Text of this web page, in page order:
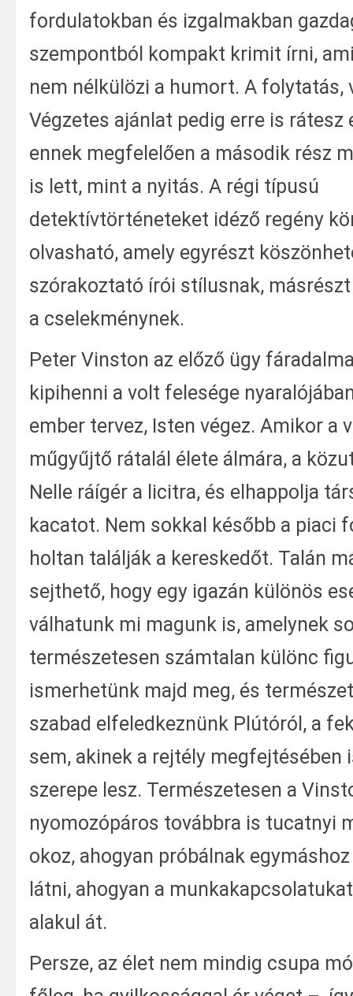
fordulatokban és izgalmakban
szempontból kompakt krimit írni,
nem nélkülözi a humort. A folytatás,
Végzetes ajánlat pedig erre is rátesz
ennek megfelelően a második rész
is lett, mint a nyitás. A régi típusú
detektívtörténeteket idéző regény
olvasható, amely egyrészt
szórakoztató írói stílusnak,
a cselekménynek.
Peter Vinston az előző ügy
kipihenni a volt felesége
ember tervez, Isten végez. Amikor a
műgyűjtő rátalál élete álmára, a
Nelle ráígér a licitra, és elhappolja
kacatot. Nem sokkal később a piaci
holtan találják a kereskedőt. Talán
sejthető, hogy egy igazán különös
válhatunk mi magunk is, amelynek
természetesen számtalan különc
ismerhetünk majd meg, és
szabad elfeledkeznünk Plútóról, a
sem, akinek a rejtély megfejtésében
szerepe lesz. Természetesen a
nyomozópáros továbbra is tucatnyi
okoz, ahogyan próbálnak
látni, ahogyan a
alakul át.
Persze, az élet nem mindig csupa